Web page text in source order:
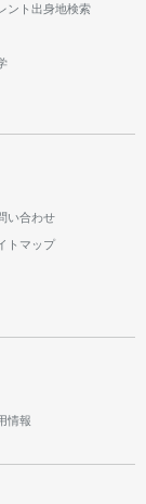
ント出身地検索
い合わせ
トマップ
情報